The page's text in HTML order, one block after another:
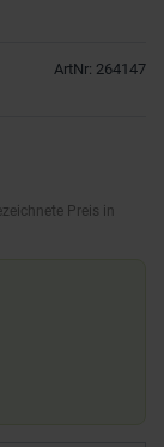
ArtNr: 264147
Preis in